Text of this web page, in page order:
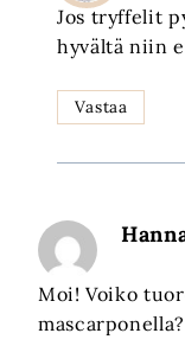
Jos tryffelit
hyvältä niin
Vastaa
Moi! Voiko
mascarponella?